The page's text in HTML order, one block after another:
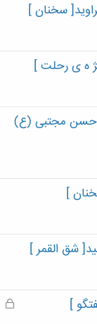
سخنان ]
ه ی رحلت ]
حسن مجتبی (ع)
]
شق القمر ]
ق
]